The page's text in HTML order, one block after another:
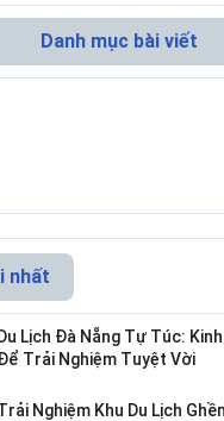
Danh mục bài viết
nhất
Du Lịch Đà Nẵng Tự Túc:
Trải Nghiệm Tuyệt Vời
Nghiệm Khu Du Lịch